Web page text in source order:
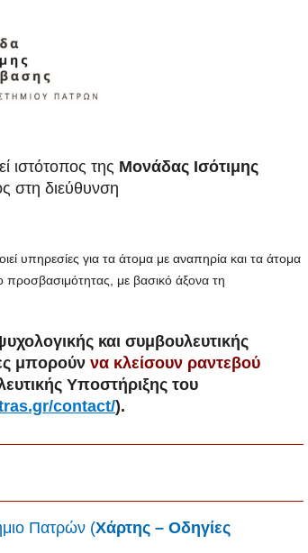
ιστότοπος της Μονάδας Ισότιμης
στη διεύθυνση
υπηρεσίες για τα άτομα με αναπηρία και τα άτομα
προσβασιμότητας, με βασικό άξονα τη
και συμβουλευτικής
μπορούν να κλείσουν ραντεβού
Υποστήριξης του
contact/).
Πατρών (Χάρτης – Οδηγίες